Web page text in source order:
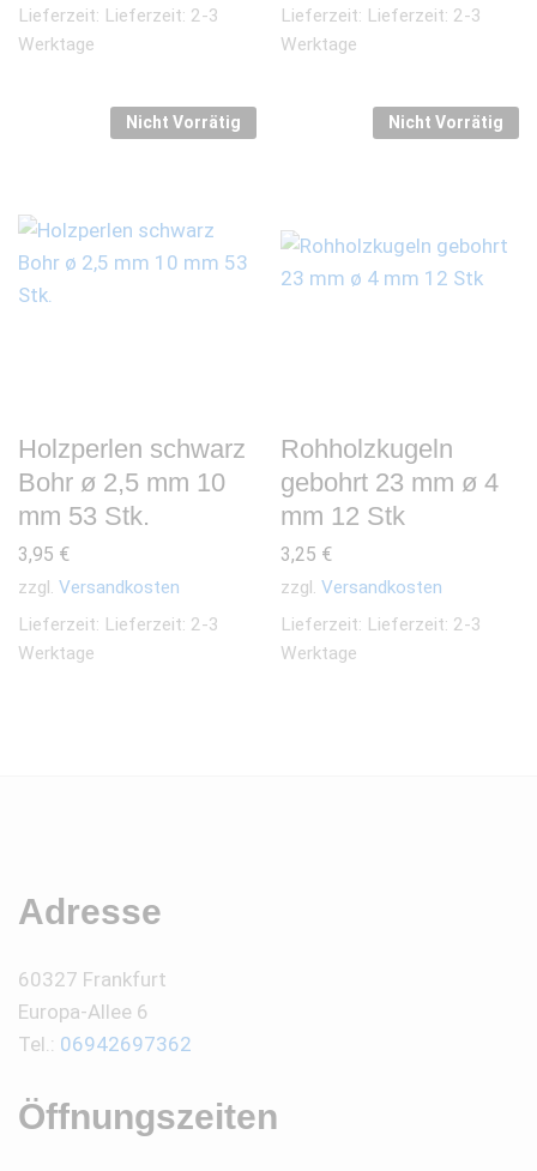
Lieferzeit: Lieferzeit: 2-3
Werktage
Lieferzeit: Lieferzeit: 2-3
Werktage
Nicht Vorrätig
Holzperlen schwarz
Bohr ø 2,5 mm 10
mm 53 Stk.
3,95 €
zzgl. Versandkosten
Lieferzeit: Lieferzeit: 2-3
Werktage
Nicht Vorrätig
Rohholzkugeln
gebohrt 23 mm ø 4
mm 12 Stk
3,25 €
zzgl. Versandkosten
Lieferzeit: Lieferzeit: 2-3
Werktage
Adresse
60327 Frankfurt
Europa-Allee 6
Tel.: 06942697362
Öffnungszeiten